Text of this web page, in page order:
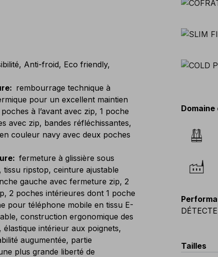
Anti-froid, Eco friendly,
: rembourrage technique à
pour un excellent maintien
à l’avant avec zip, 1 poche
avec zip, bandes réfléchissantes,
couleur navy avec deux poches
: fermeture à glissière sous
ripstop, ceinture ajustable
gauche avec fermeture zip, 2
2 poches intérieures dont 1 poche
pour téléphone mobile en tissu E-
construction ergonomique des
intérieur aux poignets,
augumentée, partie
plus grande liberté de
Tailles